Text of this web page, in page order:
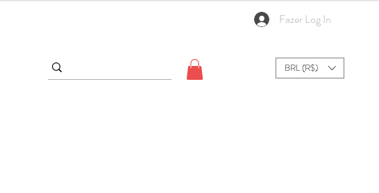
Fazer Log In
BRL (R$)